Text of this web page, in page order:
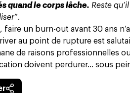
quand le corps lâche. Reste
”.
faire un burn-out avant 30 ans
au point de rupture est
de raisons professionnelles
doivent perdurer… sous